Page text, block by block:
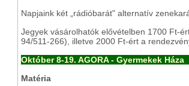
Napjaink két „rádióbarát" alternatív
Jegyek vásárolhatók elővételben 1700 Ft-
94/511-266), illetve 2000 Ft-ért a
Október 8-19. AGORA - Gyermekek Háza
Matéria